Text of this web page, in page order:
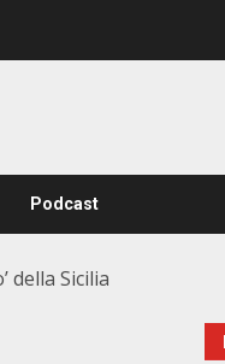
Podcast
della Sicilia